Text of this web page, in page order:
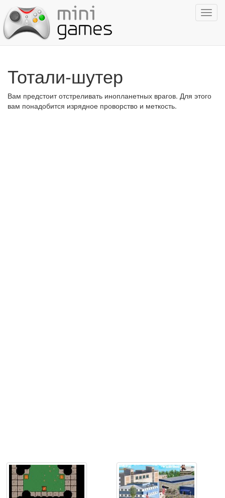
Тотали-шутер
Вам предстоит отстреливать инопланетных врагов. Для этого
вам понадобится изрядное проворство и меткость.